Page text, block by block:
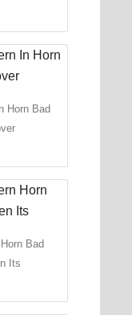
Horn Bad
Bad
Its